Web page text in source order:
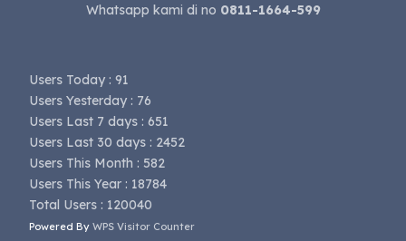
Whatsapp kami di no 0811-1664-599
Users Today : 91
Users Yesterday : 76
Users Last 7 days : 651
Users Last 30 days : 2452
Users This Month : 582
Users This Year : 18784
Total Users : 120040
Powered ByWPS Visitor Counter